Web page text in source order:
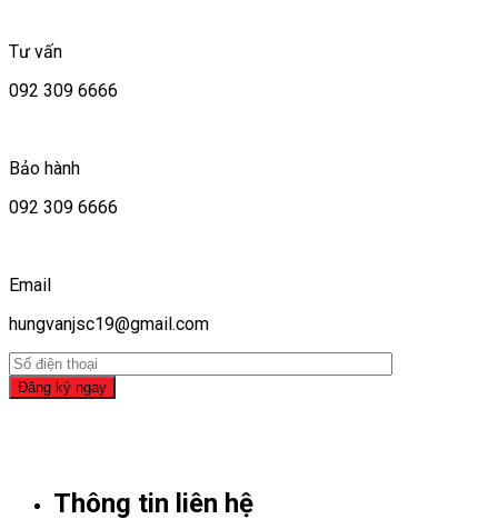
Tư vấn
092 309 6666
Bảo hành
092 309 6666
Email
hungvanjsc19@gmail.com
Thông tin liên hệ